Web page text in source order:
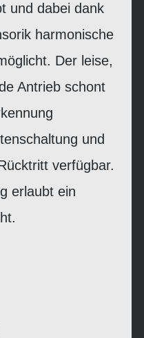
und dabei dank
harmonische
Der leise,
Antrieb schont
und
verfügbar.
erlaubt ein